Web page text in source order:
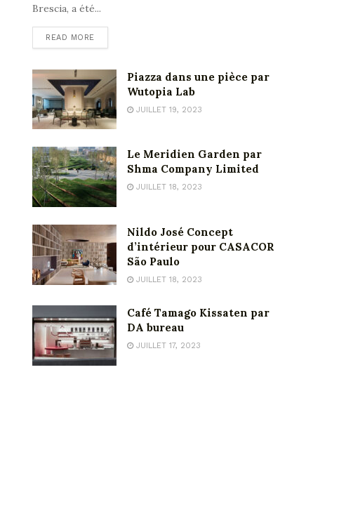
Brescia, a été...
READ MORE
Piazza dans une pièce par
Wutopia Lab
JUILLET 19, 2023
Le Meridien Garden par
Shma Company Limited
JUILLET 18, 2023
Nildo José Concept
d’intérieur pour CASACOR
São Paulo
JUILLET 18, 2023
Café Tamago Kissaten par
DA bureau
JUILLET 17, 2023